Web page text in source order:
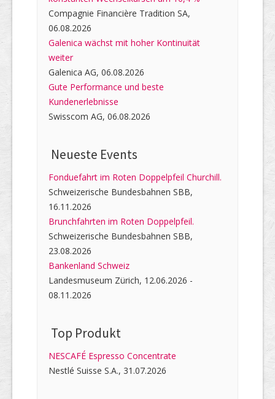
Compagnie Financière Tradition SA,
06.08.2026
Galenica wächst mit hoher Kontinuität
weiter
Galenica AG, 06.08.2026
Gute Performance und beste
Kundenerlebnisse
Swisscom AG, 06.08.2026
Neueste Events
Fonduefahrt im Roten Doppelpfeil Churchill.
Schweizerische Bundesbahnen SBB,
16.11.2026
Brunchfahrten im Roten Doppelpfeil.
Schweizerische Bundesbahnen SBB,
23.08.2026
Bankenland Schweiz
Landesmuseum Zürich, 12.06.2026 -
08.11.2026
Top Produkt
NESCAFÉ Espresso Concentrate
Nestlé Suisse S.A., 31.07.2026